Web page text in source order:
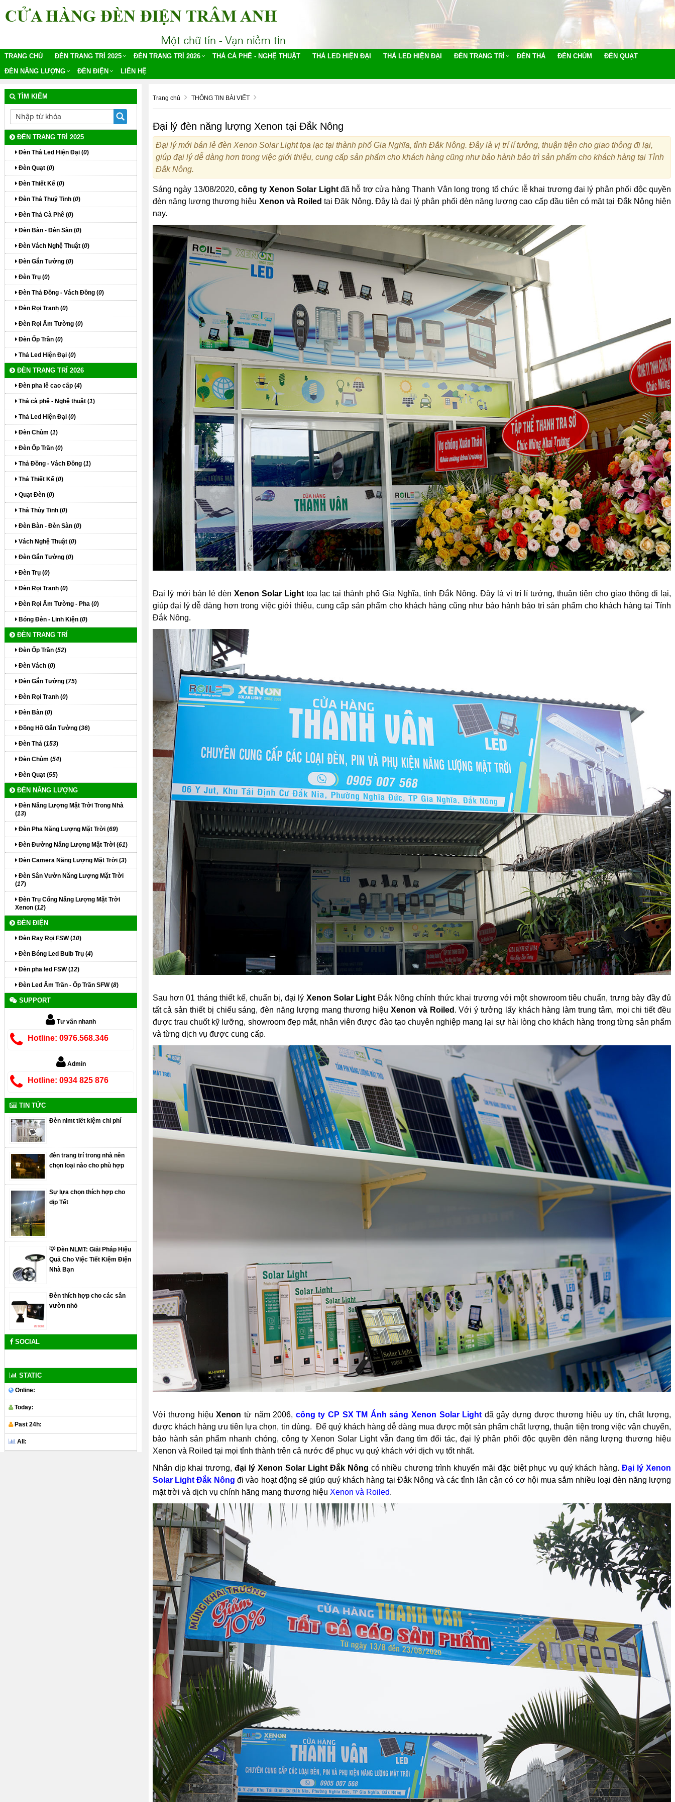
TRANG CHỦ ĐÈN TRANG TRÍ 2025 ĐÈN TRANG TRÍ 2026 THẢ CÀ PHÊ - NGHỆ THUẬT THẢ LED HIỆN ĐẠI THẢ LED HIỆN ĐẠI ĐÈN TRANG TRÍ ĐÈN THẢ ĐÈN CHÙM
ĐÈN QUẠT
ĐÈN NĂNG LƯỢNG
ĐÈN ĐIỆN LIÊN HỆ
Trang chủ THÔNG TIN BÀI VIẾT
Đại lý đèn năng lượng Xenon tại Đắk Nông
Đại lý mới bán lẻ đèn Xenon Solar Light tọa lạc tại thành phố Gia Nghĩa, tỉnh Đắk Nông. Đây là vị trí lí tưởng, thuận tiện cho giao thông đi lại,
giúp đại lý dễ dàng hơn trong việc giới thiệu, cung cấp sản phẩm cho khách hàng cũng như bảo hành bảo trì sản phẩm cho khách hàng tại Tỉnh
Đắk Nông.
Sáng ngày 13/08/2020, công ty Xenon Solar Lightđã hỗ trợ cửa hàng Thanh Vân long trọng tổ chức lễ khai trương đại lý phân phối độc quyền
đèn năng lượng thương hiệu Xenon và Roiled tại Đăk Nông. Đây là đại lý phân phối đèn năng lượng cao cấp đầu tiên có mặt tại Đắk Nông hiện
nay.
Đại lý mới bán lẻ đèn Xenon Solar Light tọa lạc tại thành phố Gia Nghĩa, tỉnh Đắk Nông. Đây là vị trí lí tưởng, thuận tiện cho giao thông đi lại,
giúp đại lý dễ dàng hơn trong việc giới thiệu, cung cấp sản phẩm cho khách hàng cũng như bảo hành bảo trì sản phẩm cho khách hàng tại Tỉnh
Đắk Nông.
Sau hơn 01 tháng thiết kế, chuẩn bị, đại lý Xenon Solar LightĐắk Nông chính thức khai trương với một showroom tiêu chuẩn, trưng bày đầy đủ
tất cả sản thiết bị chiếu sáng, đèn năng lượng mang thương hiệuXenon và Roiled . Với ý tưởng lấy khách hàng làm trung tâm, mọi chi tiết đều
được trau chuốt kỹ lưỡng, showroom đẹp mắt, nhân viên được đào tạo chuyên nghiệp mang lại sự hài lòng cho khách hàng trong từng sản phẩm
và từng dịch vụ được cung cấp.
Với thương hiệuXenontừ năm 2006, công ty CP SX TM Ánh sáng Xenon Solar Light đã gây dựng được thương hiệu uy tín, chất lượng,
được khách hàng ưu tiên lựa chọn, tin dùng. Để quý khách hàng dễ dàng mua được một sản phẩm chất lượng, thuận tiện trong việc vận chuyển,
bảo hành sản phẩm nhanh chóng, công ty Xenon Solar Light vẫn đang tìm đối tác, đại lý phân phối độc quyền đèn năng lượng thương hiệu
Xenon và Roiled tại mọi tỉnh thành trên cả nước để phục vụ quý khách với dịch vụ tốt nhất.
Nhân dịp khai trương,đại lý Xenon Solar Light Đắk Nông có nhiều chương trình khuyến mãi đặc biệt phục vụ quý khách hàng.Đại lý Xenon
Solar Light Đắk Nông đi vào hoạt động sẽ giúp quý khách hàng tại Đắk Nông và các tỉnh lân cận có cơ hội mua sắm nhiều loại đèn năng lượng
mặt trời và dịch vụ chính hãng mang thương hiệu Xenon và Roiled.
TÌM KIẾM
ĐÈN TRANG TRÍ 2025
Đèn Thả Led Hiện Đại (0)
Đèn Quạt (0)
Đèn Thiết Kế (0)
Đèn Thả Thuỷ Tinh (0)
Đèn Thả Cà Phê (0)
Đèn Bàn - Đèn Sàn (0)
Đèn Vách Nghệ Thuật (0)
Đèn Gắn Tường (0)
Đèn Trụ (0)
Đèn Thả Đồng - Vách Đồng (0)
Đèn Rọi Tranh (0)
Đèn Rọi Âm Tường (0)
Đèn Ốp Trần (0)
Thả Led Hiện Đại (0)
ĐÈN TRANG TRÍ 2026
Đèn pha lê cao cấp (4)
Thả cà phê - Nghệ thuật (1)
Thả Led Hiện Đại (0)
Đèn Chùm (1)
Đèn Ốp Trần (0)
Thả Đồng - Vách Đồng (1)
Thả Thiết Kế (0)
Quạt Đèn (0)
Thả Thủy Tinh (0)
Đèn Bàn - Đèn Sàn (0)
Vách Nghệ Thuật (0)
Đèn Gắn Tường (0)
Đèn Trụ (0)
Đèn Rọi Tranh (0)
Đèn Rọi Âm Tường - Pha (0)
Bóng Đèn - Linh Kiện (0)
ĐÈN TRANG TRÍ
Đèn Ốp Trần (52)
Đèn Vách (0)
Đèn Gắn Tường (75)
Đèn Rọi Tranh (0)
Đèn Bàn (0)
Đồng Hồ Gắn Tường (36)
Đèn Thả (153)
Đèn Chùm (54)
Đèn Quạt (55)
ĐÈN NĂNG LƯỢNG
Đèn Năng Lượng Mặt Trời Trong Nhà
(13)
Đèn Pha Năng Lượng Mặt Trời (69)
Đèn Đường Năng Lượng Mặt Trời (61)
Đèn Camera Năng Lượng Mặt Trời (3)
Đèn Sân Vườn Năng Lượng Mặt Trời
(17)
Đèn Trụ Cổng Năng Lượng Mặt Trời
Xenon (12)
ĐÈN ĐIỆN
Đèn Ray Rọi FSW (10)
Đèn Bóng Led Bulb Trụ (4)
Đèn pha led FSW (12)
Đèn Led Âm Trần - Ốp Trần SFW (8)
SUPPORT
Tư vấn nhanh
Hotline: 0976.568.346
Admin
Hotline: 0934 825 876
TIN TỨC
Đèn nlmt tiết kiệm chi phí
đèn trang trí trong nhà nên
chọn loại nào cho phù hợp
Sự lựa chọn thích hợp cho
dịp Tết
💡 Đèn NLMT: Giải Pháp Hiệu
Quả Cho Việc Tiết Kiệm Điện
Nhà Bạn
Đèn thích hợp cho các sân
vườn nhỏ
SOCIAL
STATIC
Online:
Today:
Past 24h:
All: